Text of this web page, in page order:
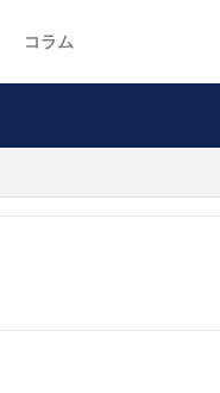
コラム